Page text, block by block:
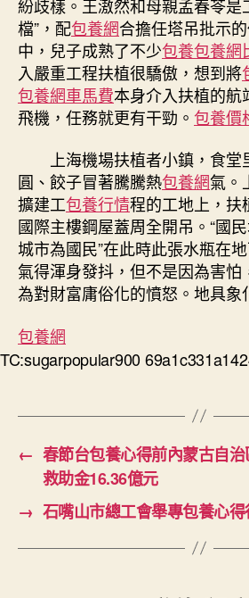
紛歧樣。王滶然和母親孟春苓是
檔”，配包養網合擔任塔吊批示
中，兒子成熟了不少包養包養網
入嚴重工程扶植很驕傲，想到將
包養網車馬費本身介入扶植的航
飛機，任務就更有干勁。 包養價
上海機場扶植者小鎮，食
圓、餃子冒著騰騰熱包養網氣。
擴建工包養行情程的工地上，扶
國際主樓鋼屋蓋周全開吊。“國
城市為國民”在此時此張水瓶在
氣得渾身發抖，但不是因為害怕
為對財富庸俗化的憤怒。地具象
包養網
TC:sugarpopular900
← 春節台包養心得前內蒙古自
救助金16.36億元
→ 石嘴山市總工會舉專包養心